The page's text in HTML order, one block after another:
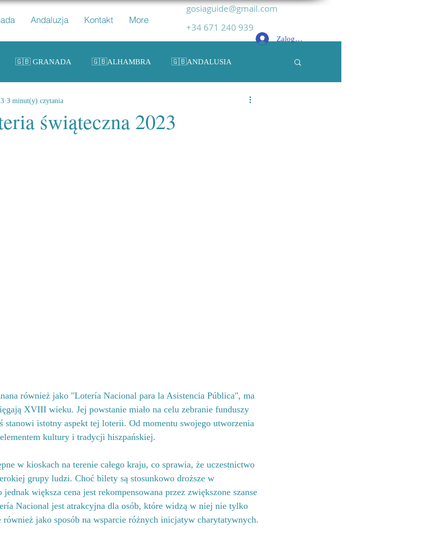
Andaluzja Kontakt More
gosiaguide@gmail.com
+34 671 240 939
Zaloguj się
🇬🇧 GRANADA 🇬🇧ALHAMBRA 🇬🇧ANDALUSIA
🇬🇧 SPAIN
świąteczna 2023
3 minut(y) czytania
również jako "Lotería Nacional para la Asistencia Pública", ma
XVIII wieku. Jej powstanie miało na celu zebranie funduszy
stanowi istotny aspekt tej loterii. Od momentu swojego utworzenia
kultury i tradycji hiszpańskiej.
w kioskach na terenie całego kraju, co sprawia, że ​​uczestnictwo
grupy ludzi. Choć bilety są stosunkowo droższe w
większa cena jest rekompensowana przez zwiększone szanse
Nacional jest atrakcyjna dla osób, które widzą w niej nie tylko
również jako sposób na wsparcie różnych inicjatyw charytatywnych.